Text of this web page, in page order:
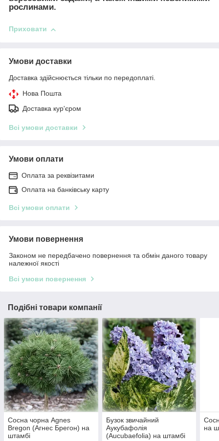
рослинами.
Приховати
Умови доставки
Доставка здійснюється тільки по передоплаті.
Нова Пошта
Доставка кур'єром
Всі умови доставки
Умови оплати
Оплата за реквізитами
Оплата на банківську карту
Всі умови оплати
Умови повернення
Законом не передбачено повернення та обмін даного товару
належної якості
Всі умови повернення
Подібні товари компанії
Сосна чорна Agnes
Bregon (Агнес Брегон) на
штамбі
Бузок звичайний
Аукубафолія
(Aucubaefolia) на штамбі
на